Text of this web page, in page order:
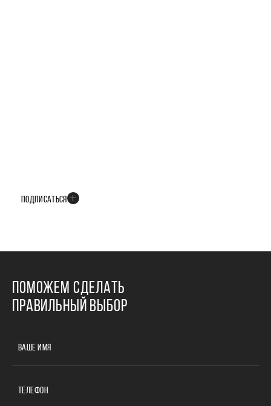
ПОДПИСАТЬСЯ
ПОМОЖЕМ СДЕЛАТЬ
ПРАВИЛЬНЫЙ ВЫБОР
ВАШЕ ИМЯ
ТЕЛЕФОН